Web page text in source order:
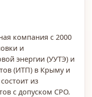
компания с 2000
и
энергии (УУТЭ) и
(ИТП) в Крыму и
из
с допуском СРО.